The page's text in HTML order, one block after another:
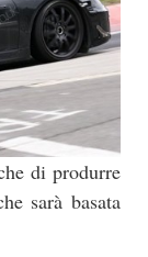
di produrre
sarà basata